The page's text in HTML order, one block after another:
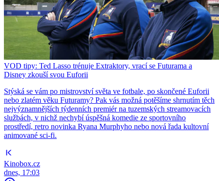
VOD tipy: Ted Lasso trénuje Extraktory, vrací se Futurama a
Disney zkouší svou Euforii
Stýská se vám po mistrovství světa ve fotbale, po skončené Euforii
nebo zlatém věku Futuramy? Pak vás možná potěšíme shrnutím těch
nejvýznamnějších týdenních premiér na tuzemských streamovacích
službách, v nichž nechybí úspěšná komedie ze sportovního
prostředí, retro novinka Ryana Murphyho nebo nová řada kultovní
animované sci-fi.
Kinobox.cz
dnes, 17:03